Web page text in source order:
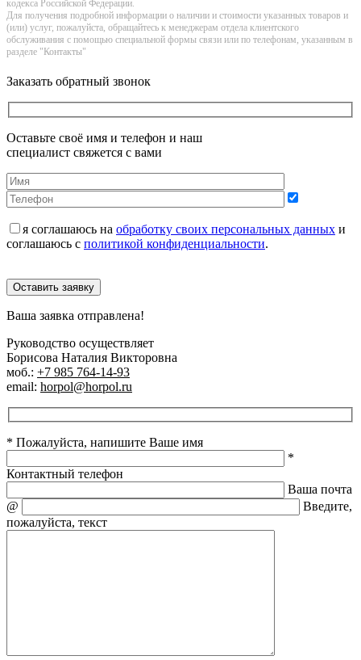
кoдекса Российской Федерации.
Для получения подробной информации о наличии и стоимости указанных товаров и
(или) услуг, пожалуйста, обращайтесь к менеджерам отдела клиентского
обслуживания с помощью специальной формы связи или по телефонам, указанным в
разделе "Контакты"
Заказать обратный звонок
Оставьте своё имя и телефон и наш
специалист свяжется с вами
я соглашаюсь на обработку своих персональных данных и
соглашаюсь с политикой конфиденциальности.
Оставить заявку
Ваша заявка отправлена!
Руководство осуществляет
Борисова Наталия Викторовна
моб.: +7 985 764-14-93
email: horpol@horpol.ru
* Пожалуйста, напишите Ваше имя
*
Контактный телефон
Ваша почта
@
Введите,
пожалуйста, текст